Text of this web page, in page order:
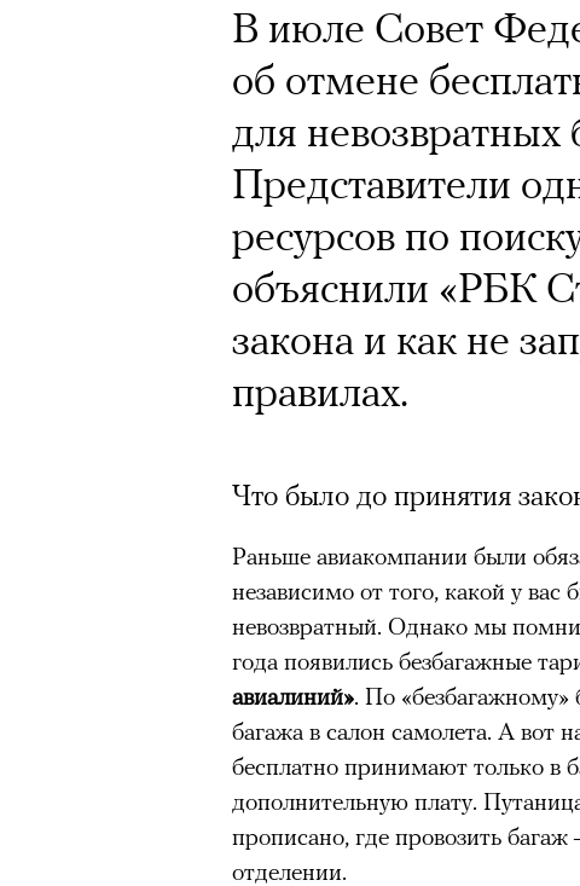
В июле Совет
об отмене
для невозвратных
Представители
ресурсов по
объяснили «РБК
закона и как не
правилах.
Что было до принятия
Раньше авиакомпании были
независимо от того, какой у
невозвратный. Однако мы
года появились безбагажные
авиалиний». По «безбагажному»
багажа в салон самолета. А вот
бесплатно принимают только в
дополнительную плату.
прописано, где провозить
отделении.